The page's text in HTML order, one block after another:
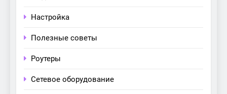
Настройка
Полезные советы
Роутеры
Сетевое оборудование